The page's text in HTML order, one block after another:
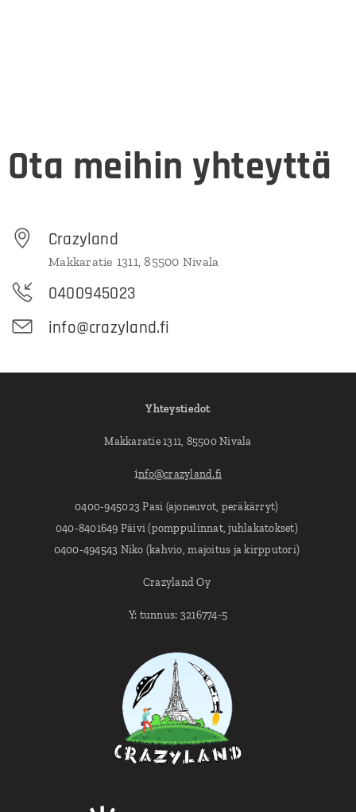
Ota meihin yhteyttä
Crazyland
Makkaratie 1311, 85500 Nivala
0400945023
info@crazyland.fi
Yhteystiedot
Makkaratie 1311, 85500 Nivala
info@crazyland.fi
0400-945023 Pasi (ajoneuvot, peräkärryt)
040-8401649 Päivi (pomppulinnat, juhlakatokset)
0400-494543 Niko (kahvio, majoitus ja kirpputori)
Crazyland Oy
Y: tunnus: 3216774-5